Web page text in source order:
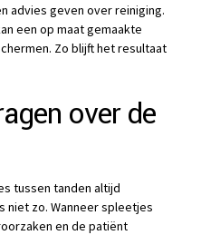
advies geven over reiniging.
een op maat gemaakte
Zo blijft het resultaat
over de
tussen tanden altijd
niet zo. Wanneer spleetjes
en de patiënt